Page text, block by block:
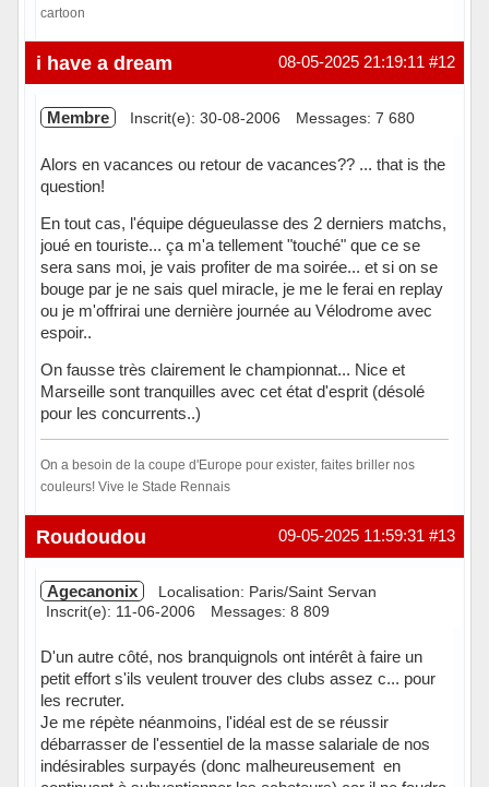
cartoon
Hors ligne #12
08-05-2025 21:19:11
i have a dream
Membre Inscrit(e): 30-08-2006 Messages: 7 680
Alors en vacances ou retour de vacances?? ... that is the
question!
En tout cas, l'équipe dégueulasse des 2 derniers matchs,
joué en touriste... ça m'a tellement "touché" que ce se
sera sans moi, je vais profiter de ma soirée... et si on se
bouge par je ne sais quel miracle, je me le ferai en replay
ou je m'offrirai une dernière journée au Vélodrome avec
espoir..
On fausse très clairement le championnat... Nice et
Marseille sont tranquilles avec cet état d'esprit (désolé
pour les concurrents..)
On a besoin de la coupe d'Europe pour exister, faites briller nos
couleurs! Vive le Stade Rennais
Hors ligne #13
09-05-2025 11:59:31
Roudoudou
Agecanonix
Localisation: Paris/Saint Servan
Inscrit(e): 11-06-2006
Messages: 8 809
D'un autre côté, nos branquignols ont intérêt à faire un
petit effort s'ils veulent trouver des clubs assez c... pour
les recruter.
Je me répète néanmoins, l'idéal est de se réussir
débarrasser de l'essentiel de la masse salariale de nos
indésirables surpayés (donc malheureusement en